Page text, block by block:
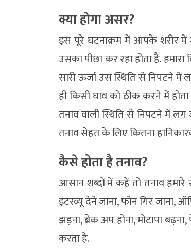
क्या होगा असर?
इस पूरे घटनाक्रम में आपके शरीर
उसका पीछा कर रहा होता है.
सारी ऊर्जा उस स्थिति से निपटने में
ही किसी घाव को ठीक करने में
तनाव वाली स्थिति से निपटने में
तनाव सेहत के लिए कितना
कैसे होता है तनाव?
आसान शब्दों में कहें तो तनाव हमारे
इंटरव्यू देने जाना, फोन गिर जाना,
झड़ना, ब्रेक अप होना, मोटापा
करता है.